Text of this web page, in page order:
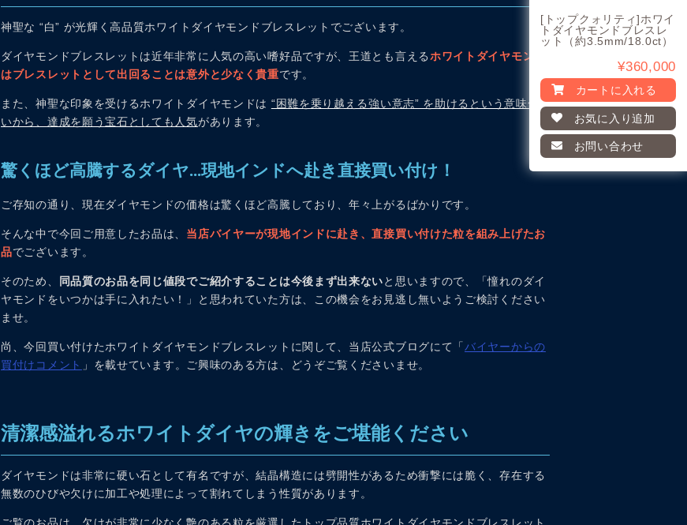
[トップクォリティ]ホワイ
トダイヤモンドブレスレ
ット（約3.5mm/18.0ct）
¥360,000
カートに入れる
お気に入り追加
お問い合わせ
神聖な “白” が光輝く高品質ホワイトダイヤモンドブレスレットでございます。
ダイヤモンドブレスレットは近年非常に人気の高い嗜好品ですが、王道とも言えるホワイトダイヤモンド
はブレスレットとして出回ることは意外と少なく貴重です。
また、神聖な印象を受けるホワイトダイヤモンドは “困難を乗り越える強い意志” を助けるという意味合
いから、達成を願う宝石としても人気があります。
驚くほど高騰するダイヤ...現地インドへ赴き直接買い付け！
ご存知の通り、現在ダイヤモンドの価格は驚くほど高騰しており、年々上がるばかりです。
そんな中で今回ご用意したお品は、 当店バイヤーが現地インドに赴き、直接買い付けた粒を組み上げたお
品でございます。
そのため、 同品質のお品を同じ値段でご紹介することは今後まず出来ないと思いますので、「憧れのダイ
ヤモンドをいつかは手に入れたい！」と思われていた方は、この機会をお見逃し無いようご検討ください
ませ。
尚、今回買い付けたホワイトダイヤモンドブレスレットに関して、当店公式ブログにて「バイヤーからの
買付けコメント 」を載せています。ご興味のある方は、どうぞご覧くださいませ。
清潔感溢れるホワイトダイヤの輝きをご堪能ください
ダイヤモンドは非常に硬い石として有名ですが、結晶構造には劈開性があるため衝撃には脆く、存在する
無数のひびや欠けに加工や処理によって割れてしまう性質があります。